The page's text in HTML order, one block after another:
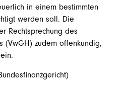
in einem bestimmten
werden soll. Die
Rechtsprechung des
(VwGH) zudem offenkundig,